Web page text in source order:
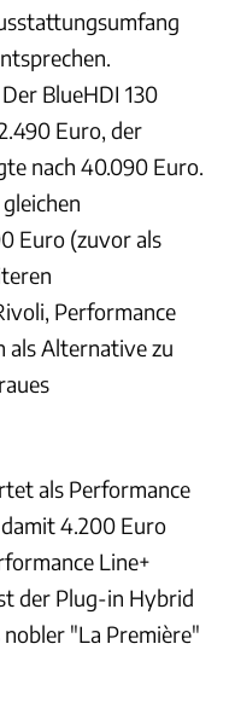
BlueHDI 130
Euro, der
nach 40.090 Euro.
Euro (zuvor als
Performance
als Alternative zu
als Performance
4.200 Euro
Line+
der Plug-in Hybrid
"La Première"